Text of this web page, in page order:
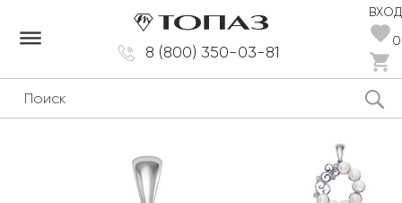
8 (800) 350-03-81
ВХОД
0
dehaze